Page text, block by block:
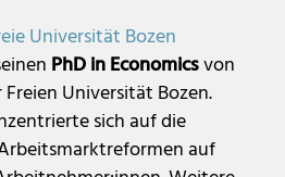
Universität Bozen
PhD in Economicsvon
Freien Universität Bozen.
sich auf die
auf